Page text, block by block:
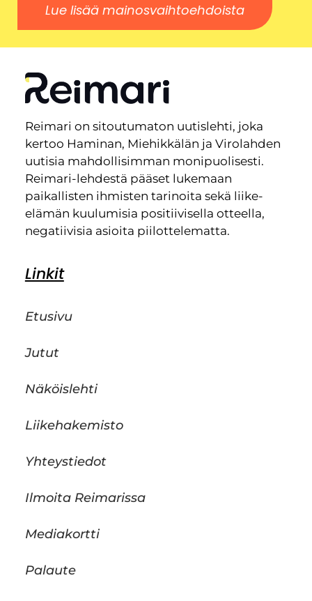
Lue lisää mainosvaihtoehdoista
Reimari on sitoutumaton uutislehti, joka
kertoo Haminan, Miehikkälän ja Virolahden
uutisia mahdollisimman monipuolisesti.
Reimari-lehdestä pääset lukemaan
paikallisten ihmisten tarinoita sekä liike-
elämän kuulumisia positiivisella otteella,
negatiivisia asioita piilottelematta.
Linkit
Etusivu
Jutut
Näköislehti
Liikehakemisto
Yhteystiedot
Ilmoita Reimarissa
Mediakortti
Palaute